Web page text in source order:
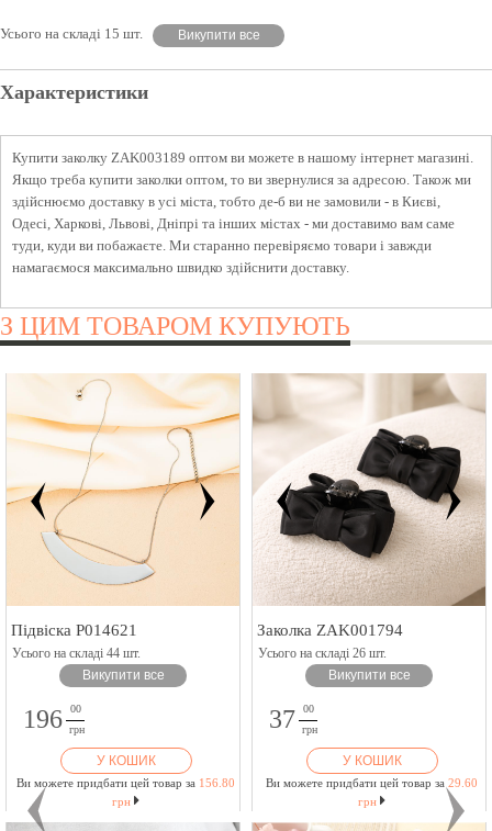
Усього на складі 15 шт. Викупити все
Характеристики
Купити заколку ZAK003189 оптом ви можете в нашому інтернет магазині.
Якщо треба купити заколки оптом, то ви звернулися за адресою. Також ми
здійснюємо доставку в усі міста, тобто де-б ви не замовили - в Києві,
Одесі, Харкові, Львові, Дніпрі та інших містах - ми доставимо вам саме
туди, куди ви побажаєте. Ми старанно перевіряємо товари і завжди
намагаємося максимально швидко здійснити доставку.
З ЦИМ ТОВАРОМ КУПУЮТЬ
Підвіска P014621
Усього на складі 44 шт.
Викупити все
196
00
грн
У КОШИК
Ви можете придбати цей товар за 156.80
грн
Заколка ZAK001794
Усього на складі 26 шт.
Викупити все
37
00
грн
У КОШИК
Ви можете придбати цей товар за 29.60
грн